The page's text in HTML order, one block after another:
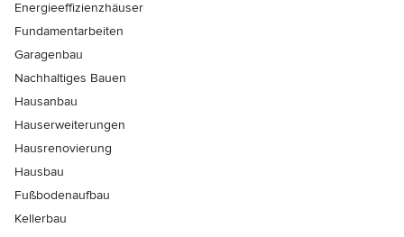
Energieeffizienzhäuser
Fundamentarbeiten
Garagenbau
Nachhaltiges Bauen
Hausanbau
Hauserweiterungen
Hausrenovierung
Hausbau
Fußbodenaufbau
Kellerbau